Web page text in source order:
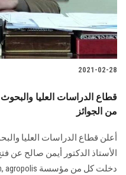
2021-02-28
قطاع الدراسات العليا
من الجوائز
أعلن قطاع الدراسات العليا
الأستاذ الدكتور أيمن صالح عن